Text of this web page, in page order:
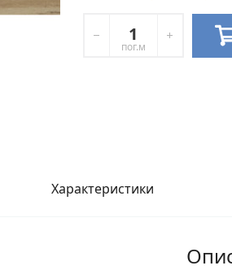
пог.м
Характеристики